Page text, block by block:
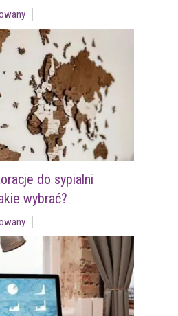
do sypialni
wybrać?